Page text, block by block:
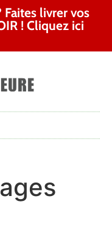
livrer vos
! Cliquez ici